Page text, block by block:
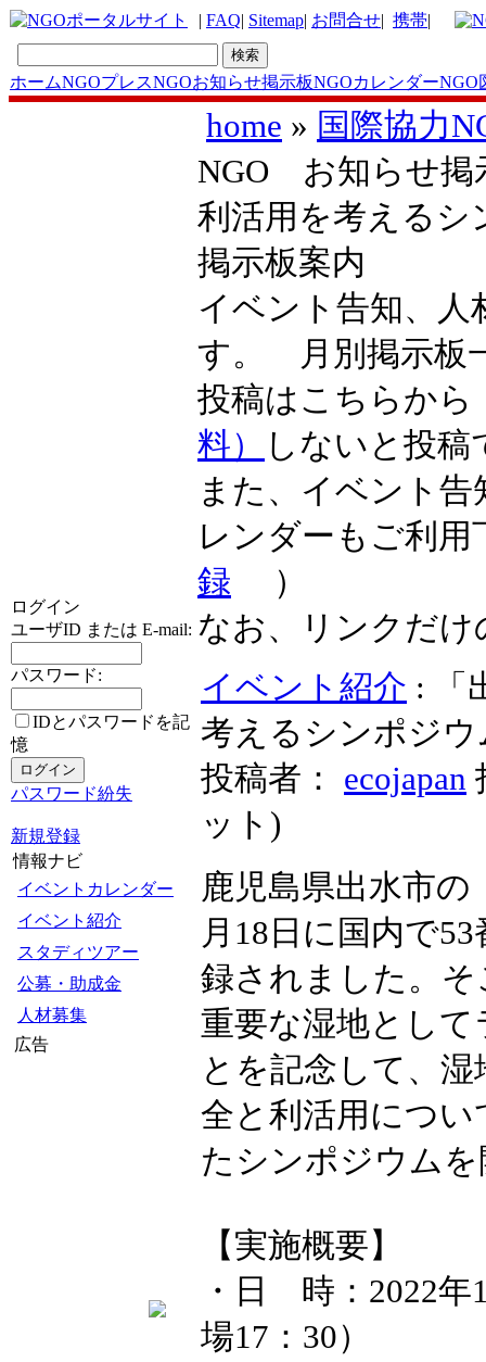
| FAQ| Sitemap| お問合せ| 携帯|
ホームNGOプレスNGOお知らせ掲示板NGOカレンダーNGO
ログイン
ユーザID または E-mail:
パスワード:
IDとパスワードを記
憶
パスワード紛失
新規登録
情報ナビ
イベントカレンダー
イベント紹介
スタディツアー
公募・助成金
人材募集
広告
home » 国際協力
NGO お知らせ掲
利活用を考えるシ
掲示板案内
イベント告知、人
す。 月別掲示
投稿はこちらか
料）
しないと投
また、イベント
レンダーもご利
録 ）
なお、リンクだ
イベント紹介 : 「
考えるシンポジウ
投稿者： ecojapan
ット )
鹿児島県出水市の
月18日に国内で
録されました。
重要な湿地とし
とを記念して、
全と利活用につ
たシンポジウム
【実施概要】
・日 時：2022年
場17：30）